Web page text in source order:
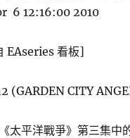
6 12:16:00 2010
EAseries 看板]
(GARDEN CITY
太平洋戰爭》第三集中